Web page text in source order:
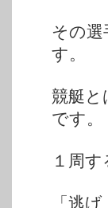
その
す。
競艇と
です。
１周
「逃